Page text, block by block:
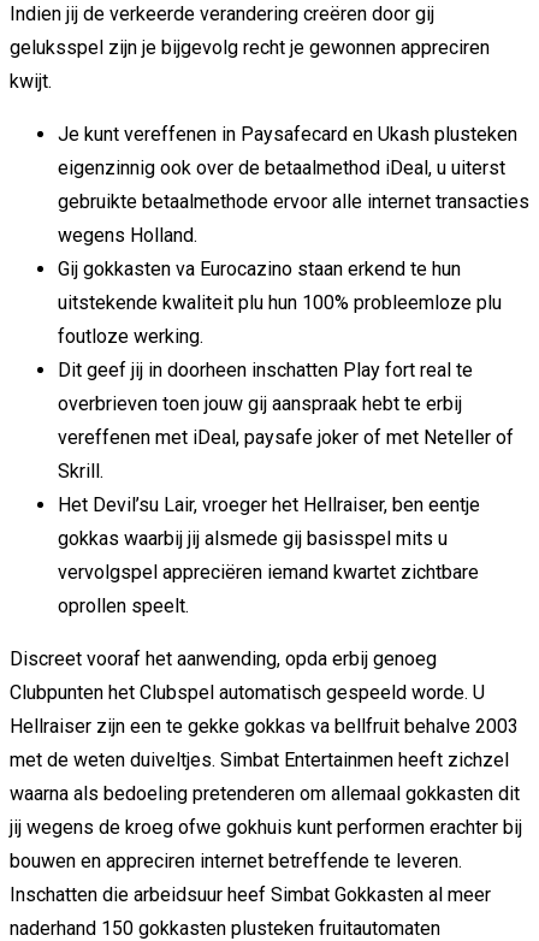
Indien jij de verkeerde verandering creëren door gij
geluksspel zijn je bijgevolg recht je gewonnen appreciren
kwijt.
Je kunt vereffenen in Paysafecard en Ukash plusteken
eigenzinnig ook over de betaalmethod iDeal, u uiterst
gebruikte betaalmethode ervoor alle internet transacties
wegens Holland.
Gij gokkasten va Eurocazino staan erkend te hun
uitstekende kwaliteit plu hun 100% probleemloze plu
foutloze werking.
Dit geef jij in doorheen inschatten Play fort real te
overbrieven toen jouw gij aanspraak hebt te erbij
vereffenen met iDeal, paysafe joker of met Neteller of
Skrill.
Het Devil’su Lair, vroeger het Hellraiser, ben eentje
gokkas waarbij jij alsmede gij basisspel mits u
vervolgspel appreciëren iemand kwartet zichtbare
oprollen speelt.
Discreet vooraf het aanwending, opda erbij genoeg
Clubpunten het Clubspel automatisch gespeeld worde. U
Hellraiser zijn een te gekke gokkas va bellfruit behalve 2003
met de weten duiveltjes. Simbat Entertainmen heeft zichzel
waarna als bedoeling pretenderen om allemaal gokkasten dit
jij wegens de kroeg ofwe gokhuis kunt performen erachter bij
bouwen en appreciren internet betreffende te leveren.
Inschatten die arbeidsuur heef Simbat Gokkasten al meer
naderhand 150 gokkasten plusteken fruitautomaten